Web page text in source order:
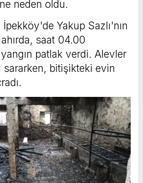
neden oldu.
İpekköy'de Yakup Sazlı'nın
saat 04.00
yangın patlak verdi. Alevler
sararken, bitişikteki evin